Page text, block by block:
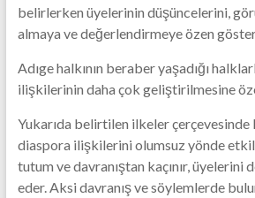
belirlerken üyelerinin düşüncelerini,
almaya ve değerlendirmeye özen
Adıge halkının beraber yaşadığı
ilişkilerinin daha çok geliştirilmesine
Yukarıda belirtilen ilkeler çerçevesinde
diaspora ilişkilerini olumsuz yönde
tutum ve davranıştan kaçınır, üyelerini
eder. Aksi davranış ve söylemlerde